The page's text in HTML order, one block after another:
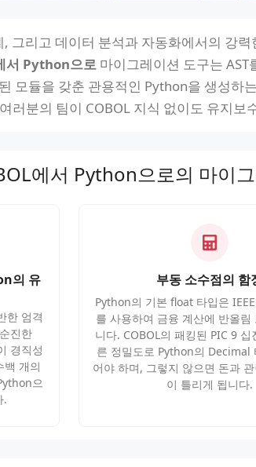
그리고 데이터 분석과 자동화에서의 강력
서 Python으로 마이그레이션 도구는
모듈을 갖춘 관용적인 Python을 생성
러분의 팀이 COBOL 지식 없이도 유지
에서 Python으로의 마이
의 유
한 엄격
진한
경직성
백 개의
으
.
부동 소수점의 함
Python의 기본 float 타입은
를 사용하여 금융 계산에 반올림
니다. COBOL의 패킹된 PIC 9
른 정밀도로 Python의 Decimal
어야 하며, 그렇지 않으면 돈과
이 틀리게 됩니다.